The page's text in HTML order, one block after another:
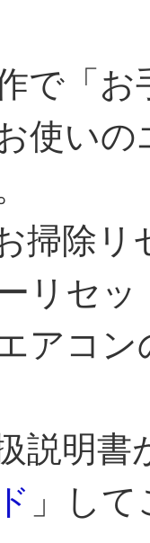
で「お
使い
掃除リ
リセ
アコ
説明書
」し